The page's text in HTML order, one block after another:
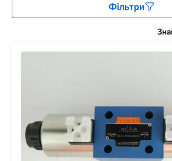
Фільтри